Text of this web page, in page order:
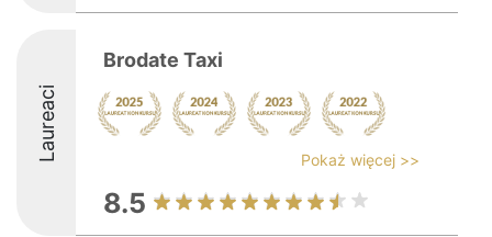
Laureaci
Brodate Taxi
Pokaż więcej >>
8.5